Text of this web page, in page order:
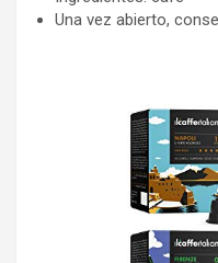
Una vez abierto,